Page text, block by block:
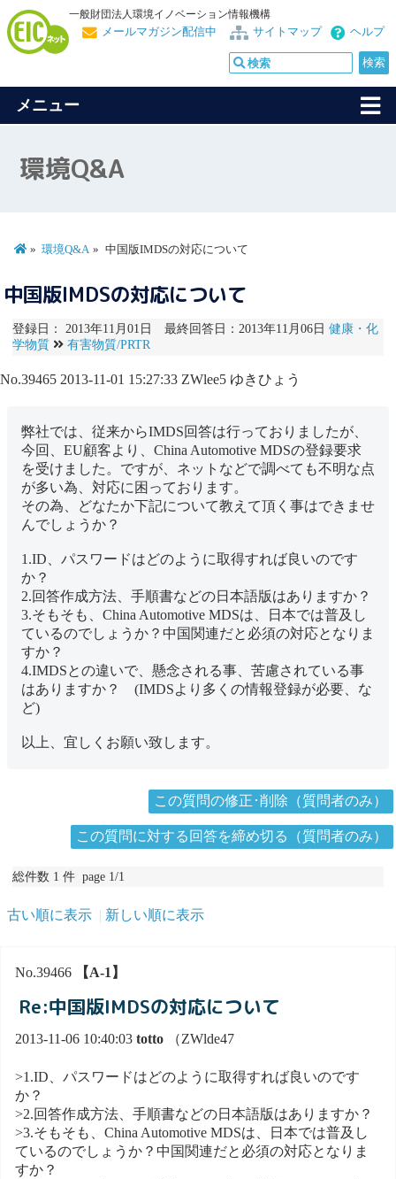
一般財団法人環境イノベーション情報機構
ヘルプ
サイトマップ
メールマガジン配信中
メニュー
環境Q&A
環境Q&A 中国版IMDSの対応について
中国版IMDSの対応について
登録日： 2013年11月01日 最終回答日：2013年11月06日 健康・化
学物質
有害物質/PRTR
No.39465 2013-11-01 15:27:33 ZWlee5 ゆきひょう
弊社では、従来からIMDS回答は行っておりましたが、
今回、EU顧客より、China Automotive MDSの登録要求
を受けました。ですが、ネットなどで調べても不明な点
が多い為、対応に困っております。
その為、どなたか下記について教えて頂く事はできませ
んでしょうか？
1.ID、パスワードはどのように取得すれば良いのです
か？
2.回答作成方法、手順書などの日本語版はありますか？
3.そもそも、China Automotive MDSは、日本では普及し
ているのでしょうか？中国関連だと必須の対応となりま
すか？
4.IMDSとの違いで、懸念される事、苦慮されている事
はありますか？ (IMDSより多くの情報登録が必要、な
ど)
以上、宜しくお願い致します。
この質問の修正･削除（質問者のみ）
この質問に対する回答を締め切る（質問者のみ）
総件数 1 件 page 1/1
古い順に表示 新しい順に表示
No.39466 【A-1】
Re:中国版IMDSの対応について
2013-11-06 10:40:03 totto （ZWlde47
>1.ID、パスワードはどのように取得すれば良いのです
か？
>2.回答作成方法、手順書などの日本語版はありますか？
>3.そもそも、China Automotive MDSは、日本では普及し
ているのでしょうか？中国関連だと必須の対応となりま
すか？